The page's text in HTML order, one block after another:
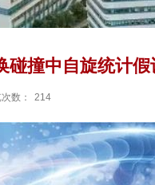
碰撞中自旋统计
数： 214